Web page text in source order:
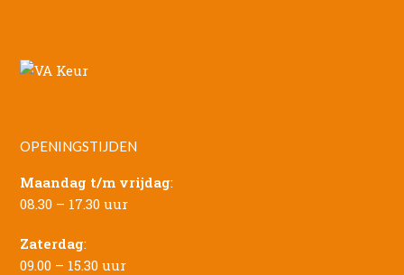
OPENINGSTIJDEN
Maandag t/m vrijdag:
08.30 – 17.30 uur
Zaterdag:
09.00 – 15.30 uur